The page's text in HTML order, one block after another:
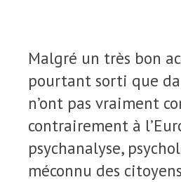
Malgré un très bon
pourtant sorti que
n’ont pas vraiment
contrairement à
psychanalyse,
méconnu des